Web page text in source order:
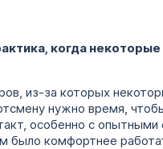
когда
из-за которых
нужно время,
особенно с
было комфортнее